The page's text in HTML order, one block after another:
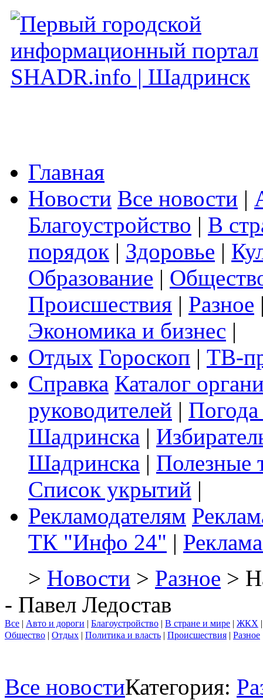
Главная
Новости Все новости |
Благоустройство | В
порядок | Здоровье |
Образование |
Происшествия | Разное
Экономика и бизнес |
Отдых Гороскоп | ТВ-
Справка Каталог
руководителей |
Шадринска |
Шадринска | Полезные
Список укрытий |
Рекламодателям
ТК "Инфо 24" |
> Новости > Разное >
- Павел Ледостав
Все | Авто и дороги | Благоустройство | В стране и мире | ЖКХ
Общество | Отдых | Политика и власть | Происшествия | Разное
Все новостиКатегория: